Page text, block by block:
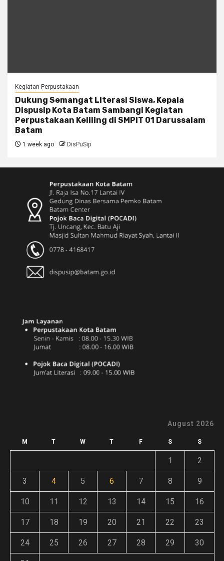
Kegiatan Perpustakaan
Dukung Semangat Literasi Siswa, Kepala
Dispusip Kota Batam Sambangi Kegiatan
Perpustakaan Keliling di SMPIT 01 Darussalam
Batam
1 week ago DisPuSip
August 2026
M T W T F S S
1 2
3 4 5 6 7 8 9
10 11 12 13 14 15 16
17 18 19 20 21 22 23
24 25 26 27 28 29 30